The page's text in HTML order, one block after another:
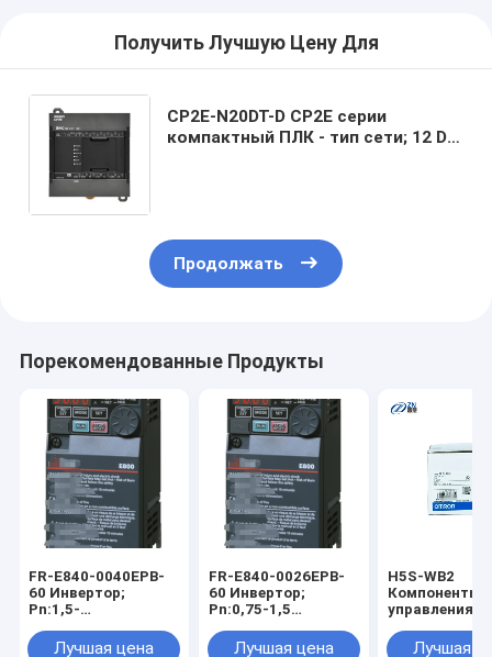
Получить Лучшую Цену Для
CP2E-N20DT-D CP2E серии
компактный ПЛК - тип сети; 12 DI,
Продолжать
Порекомендованные Продукты
FR-E840-0040EPB-
60 Инвертор;
Pn:1,5-
480В;In max:5,5А;
Лучшая цена
FR-E840-0026EPB-
60 Инвертор;
Pn:0,75-1,5
максимальном:3,5A;
Лучшая цена
H5S-WB2
Компоненты
управления
времени
Лучшая